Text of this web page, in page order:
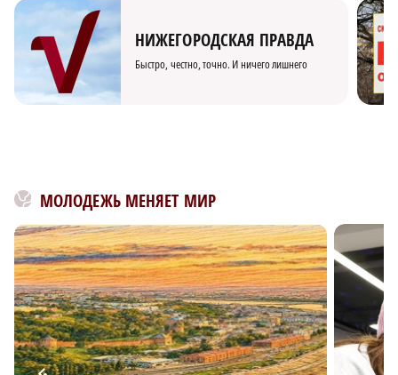
НИЖЕГОРОДСКАЯ ПРАВДА
Быстро, честно, точно. И ничего лишнего
МОЛОДЕЖЬ МЕНЯЕТ МИР